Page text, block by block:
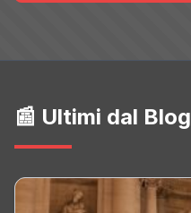
📰 Ultimi dal Blog